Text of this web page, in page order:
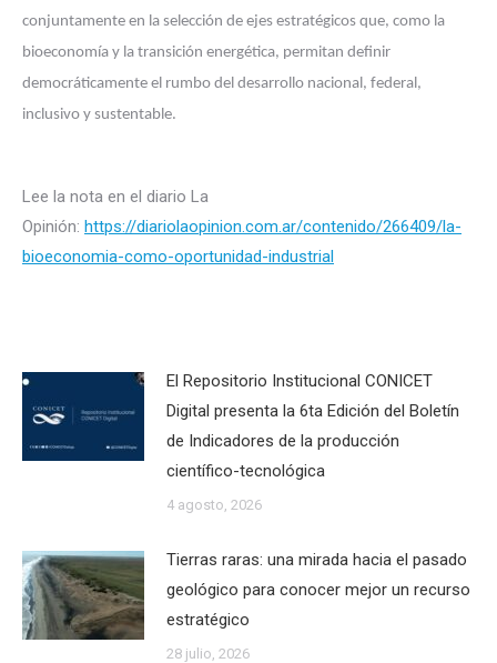
conjuntamente en la selección de ejes estratégicos que, como la
bioeconomía y la transición energética, permitan definir
democráticamente el rumbo del desarrollo nacional, federal,
inclusivo y sustentable.
Lee la nota en el diario La
Opinión: https://diariolaopinion.com.ar/contenido/266409/la-
bioeconomia-como-oportunidad-industrial
El Repositorio Institucional CONICET
Digital presenta la 6ta Edición del Boletín
de Indicadores de la producción
científico-tecnológica
4 agosto, 2026
Tierras raras: una mirada hacia el pasado
geológico para conocer mejor un recurso
estratégico
28 julio, 2026